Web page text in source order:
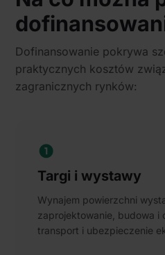
Dofinansowanie pokrywa
praktycznych kosztów
zagranicznych rynków:
Targi i wystawy
Wynajem powierzchni
zaprojektowanie, budowa i
transport i ubezpieczenie